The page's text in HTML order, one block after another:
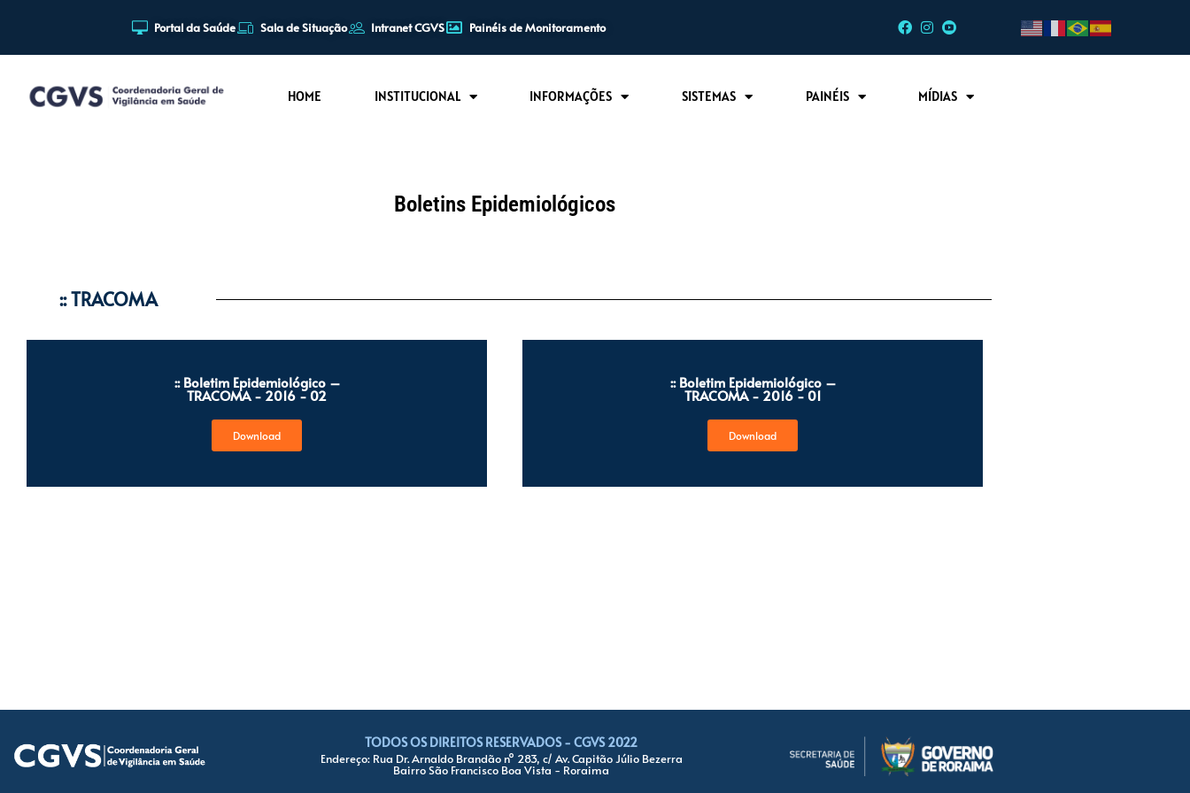
Portal da Saúde Sala de Situação Intranet CGVS Painéis de Monitoramento
HOME INSTITUCIONAL INFORMAÇÕES SISTEMAS PAINÉIS MÍDIAS
Boletins Epidemiológicos
:: TRACOMA
:: Boletim Epidemiológico –
TRACOMA - 2016 - 02
Download
:: Boletim Epidemiológico –
TRACOMA - 2016 - 01
Download
TODOS OS DIREITOS RESERVADOS - CGVS 2022
Endereço: Rua Dr. Arnaldo Brandão nº 283, c/ Av. Capitão Júlio Bezerra
Bairro São Francisco Boa Vista - Roraima